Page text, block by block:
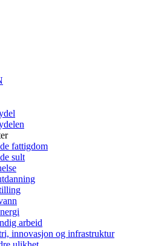
fattigdom
sult
arbeid
innovasjon og infrastruktur